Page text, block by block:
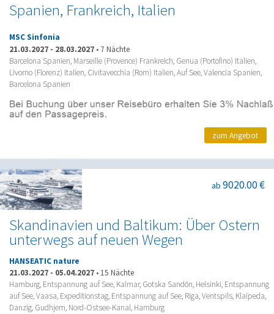
Spanien, Frankreich, Italien
MSC Sinfonia
21.03.2027 - 28.03.2027 • 7 Nächte
Barcelona Spanien, Marseille (Provence) Frankreich, Genua (Portofino) Italien,
Livorno (Florenz) Italien, Civitavecchia (Rom) Italien, Auf See, Valencia Spanien,
Barcelona Spanien
zum Angebot
Skandinavien und Baltikum: Über Ostern
unterwegs auf neuen Wegen
ab 9020.00 €
HANSEATIC nature
21.03.2027 - 05.04.2027 • 15 Nächte
Hamburg, Entspannung auf See, Kalmar, Gotska Sandön, Helsinki, Entspannung
auf See, Vaasa, Expeditionstag, Entspannung auf See, Riga, Ventspils, Klaipeda,
Danzig, Gudhjem, Nord-Ostsee-Kanal, Hamburg